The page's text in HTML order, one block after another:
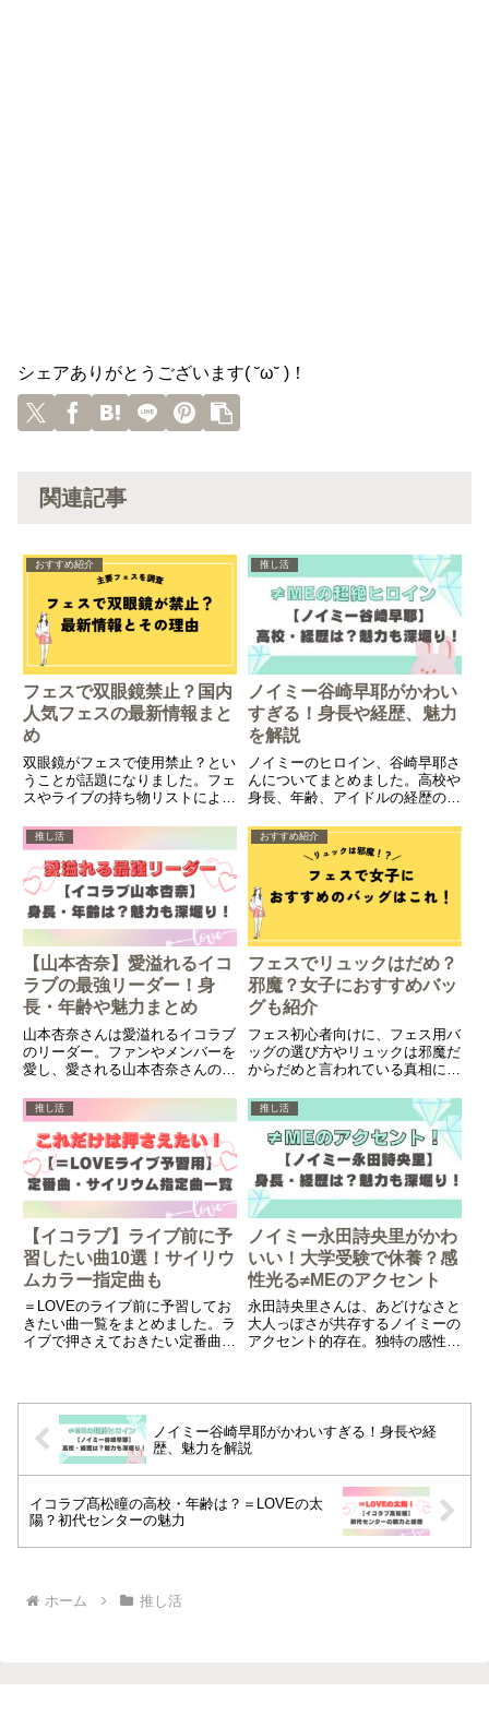
シェアありがとうございます( ˘ω˘ )！
関連記事
おすすめ紹介
フェスで双眼鏡禁止？国内
人気フェスの最新情報まと
め
双眼鏡がフェスで使用禁止？とい
うことが話題になりました。フェ
スやライブの持ち物リストによく
止となってしまったのでしょう
か。最新情報と禁止の理由などに
ついて解説していきます。
推し活
ノイミー谷崎早耶がかわい
すぎる！身長や経歴、魅力
を解説
ノイミーのヒロイン、谷崎早耶さ
んについてまとめました。高校や
身長、年齢、アイドルの経歴のほ
説しています。
推し活
【山本杏奈】愛溢れるイコ
ラブの最強リーダー！身
長・年齢や魅力まとめ
山本杏奈さんは愛溢れるイコラブ
のリーダー。ファンやメンバーを
愛し、愛される山本杏奈さんの基
おすすめ紹介
フェスでリュックはだめ？
邪魔？女子におすすめバッ
グも紹介
フェス初心者向けに、フェス用バ
ッグの選び方やリュックは邪魔だ
からだめと言われている真相につ
におすすめのバッグについても厳
選して3つ紹介しています。
推し活
【イコラブ】ライブ前に予
習したい曲10選！サイリウ
ムカラー指定曲も
＝LOVEのライブ前に予習してお
きたい曲一覧をまとめました。ラ
イブで押さえておきたい定番曲
推し活
ノイミー永田詩央里がかわ
いい！大学受験で休養？感
性光る≠MEのアクセント
永田詩央里さんは、あどけなさと
大人っぽさが共存するノイミーの
アクセント的存在。独特の感性が
ノイミー谷崎早耶がかわいすぎる！身長や経
歴、魅力を解説
イコラブ髙松瞳の高校・年齢は？＝LOVEの太
陽？初代センターの魅力
ホーム 推し活